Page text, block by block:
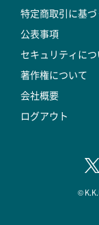
特定商取引に基
公表事項
セキュリティに
著作権について
会社概要
ログアウト
©